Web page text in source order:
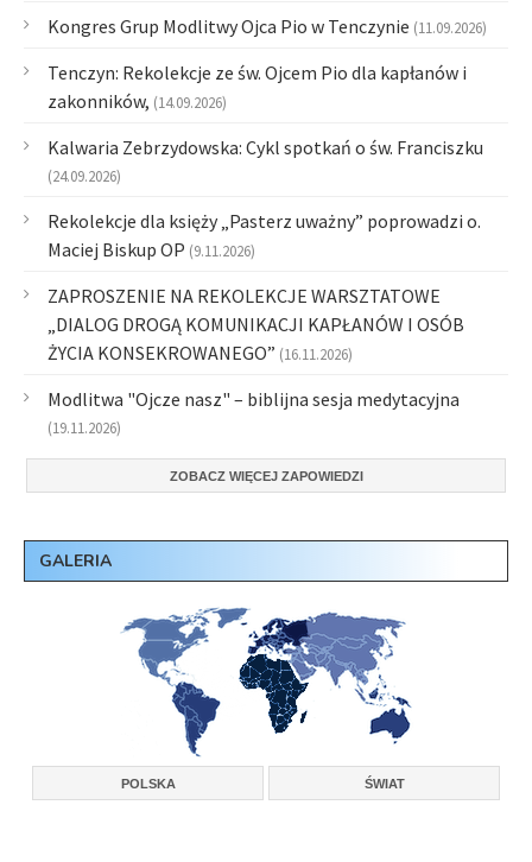
Kongres Grup Modlitwy Ojca Pio w Tenczynie (11.09.2026)
Tenczyn: Rekolekcje ze św. Ojcem Pio dla kapłanów i
zakonników, (14.09.2026)
Kalwaria Zebrzydowska: Cykl spotkań o św. Franciszku
(24.09.2026)
Rekolekcje dla księży „Pasterz uważny” poprowadzi o.
Maciej Biskup OP (9.11.2026)
ZAPROSZENIE NA REKOLEKCJE WARSZTATOWE
„DIALOG DROGĄ KOMUNIKACJI KAPŁANÓW I OSÓB
ŻYCIA KONSEKROWANEGO” (16.11.2026)
Modlitwa "Ojcze nasz" – biblijna sesja medytacyjna
(19.11.2026)
ZOBACZ WIĘCEJ ZAPOWIEDZI
GALERIA
POLSKA ŚWIAT